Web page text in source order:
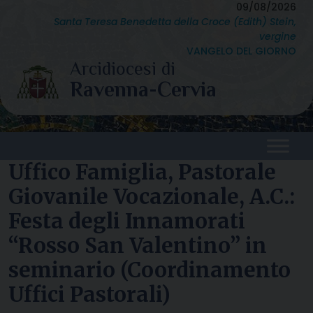
09/08/2026
Santa Teresa Benedetta della Croce (Edith) Stein,
vergine
VANGELO DEL GIORNO
Uffico Famiglia, Pastorale
Giovanile Vocazionale, A.C.:
Festa degli Innamorati
“Rosso San Valentino” in
seminario (Coordinamento
Uffici Pastorali)